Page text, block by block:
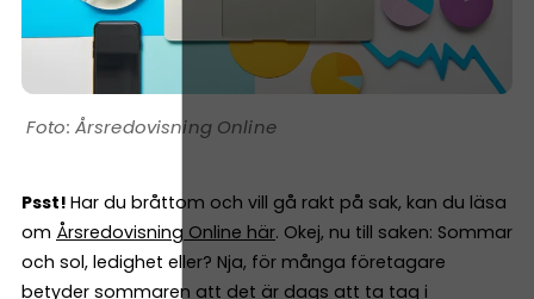
Årsredovisning Online
Psst! Har du bråttom och vill gå rakt på sak, kan du läsa
om Årsredovisning Online här. Okej, nu till saken: Sommar
och sol, ledighet eller? Nja, för många företagare
betyder sommaren att det är dags att ta tag i